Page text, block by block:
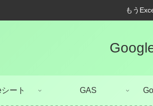
もう
ート GAS